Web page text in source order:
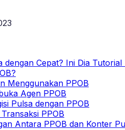
dengan Cepat? Ini Dia
Menggunakan PPOB
Agen PPOB
Pulsa dengan PPOB
PPOB
Antara PPOB dan Konter